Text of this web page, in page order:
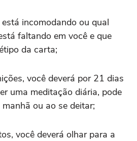
incomodando ou qual
faltando em você e que
da carta;
você deverá por 21 dias
uma meditação diária, pode
ou ao se deitar;
você deverá olhar para a